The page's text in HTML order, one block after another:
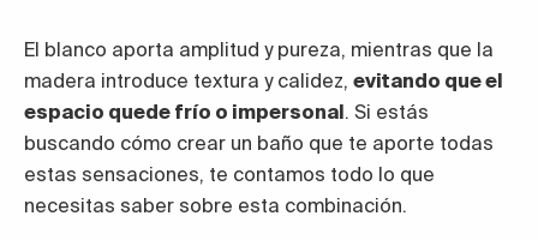
El blanco aporta amplitud y pureza, mientras que la
madera introduce textura y calidez, evitando que el
espacio quede frío o impersonal. Si estás
buscando cómo crear un baño que te aporte todas
estas sensaciones, te contamos todo lo que
necesitas saber sobre esta combinación.